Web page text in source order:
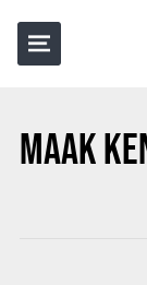
MAAK
TERUG NAAR